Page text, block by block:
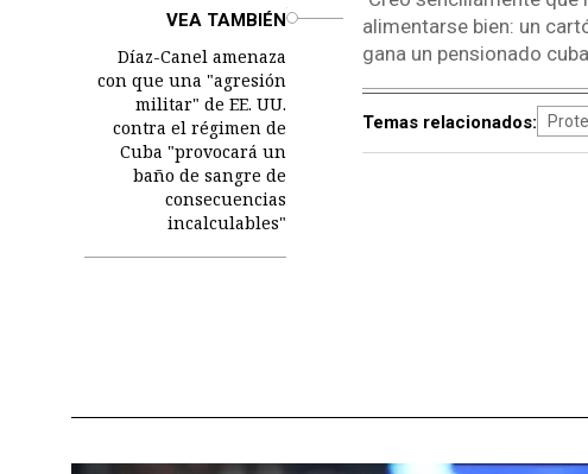
VEA TAMBIÉN
Díaz-Canel amenaza
con que una "agresión
militar" de EE. UU.
contra el régimen de
Cuba "provocará un
baño de sangre de
consecuencias
incalculables"
alimentarse bien: un
gana un pensionado
Temas relacionados: